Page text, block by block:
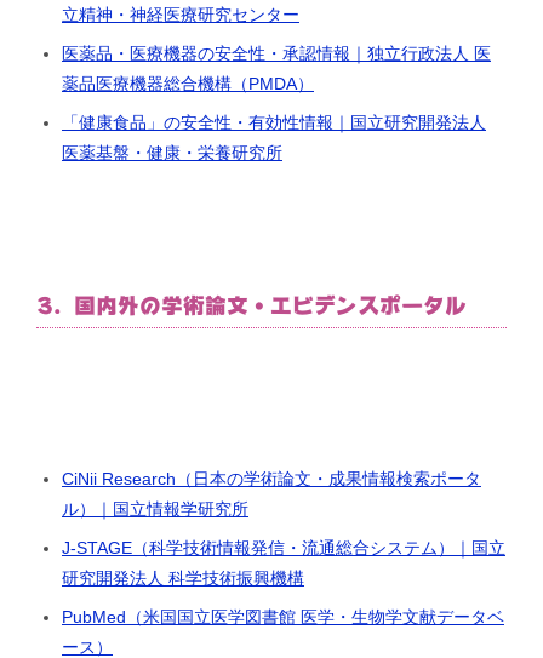
立精神・神経医療研究センター
医薬品・医療機器の安全性・承認情報｜独立行政法人 医
薬品医療機器総合機構（PMDA）
「健康食品」の安全性・有効性情報｜国立研究開発法人
医薬基盤・健康・栄養研究所
3. 国内外の学術論文・エビデンスポータル
CiNii Research（日本の学術論文・成果情報検索ポータ
ル）｜国立情報学研究所
J-STAGE（科学技術情報発信・流通総合システム）｜国立
研究開発法人 科学技術振興機構
PubMed（米国国立医学図書館 医学・生物学文献データベ
ース）